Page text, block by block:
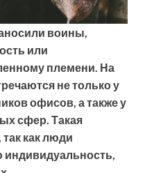
воины,
или
племени. На
не только у
офисов, а также у
сфер. Такая
как люди
индивидуальность,